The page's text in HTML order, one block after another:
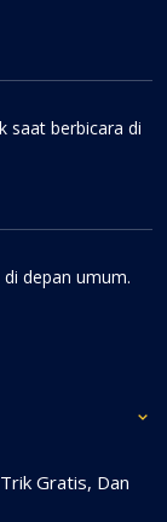
saat berbicara di
depan umum.
Gratis, Dan